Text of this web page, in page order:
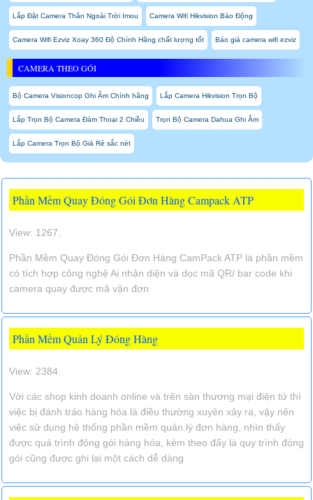
Lắp Đặt Camera Thân Ngoài Trời Imou Camera Wifi Hikvision Báo Động
Camera Wifi Ezviz Xoay 360 Độ Chính Hãng chất lượng tốt Báo giá camera wifi ezviz
CAMERA THEO GÓI
Bộ Camera Visioncop Ghi Âm Chính hãng Lắp Camera Hikvision Trọn Bộ
Lắp Trọn Bộ Camera Đàm Thoại 2 Chiều Trọn Bộ Camera Dahua Ghi Âm
Lắp Camera Trọn Bộ Giá Rẻ sắc nét
Phần Mềm Quay Đóng Gói Đơn Hàng Campack ATP
View: 1267.
Phần Mềm Quay Đóng Gói Đơn Hàng CamPack ATP là phần mềm
có tích hợp công nghệ Ai nhận diện và dọc mã QR/ bar code khi
camera quay được mã vận đơn
Phần Mềm Quản Lý Đóng Hàng
View: 2384.
Với các shop kinh doanh online và trên sàn thương mại điện tử thì
việc bị đánh tráo hàng hóa là điều thường xuyên xảy ra, vậy nên
việc sử dụng hệ thống phần mềm quản lý đơn hàng, nhìn thấy
được quá trình đóng gói hàng hóa, kèm theo đấy là quy trình đóng
gói cũng được ghi lại một cách dễ dàng